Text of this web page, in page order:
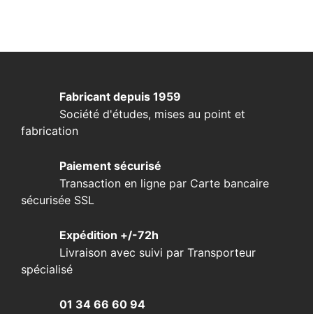
Fabricant depuis 1959
Société d'études, mises au point et
fabrication
Paiement sécurisé
Transaction en ligne par Carte bancaire
sécurisée SSL
Expédition +/-72h
Livraison avec suivi par Transporteur
spécialisé
01 34 66 60 94